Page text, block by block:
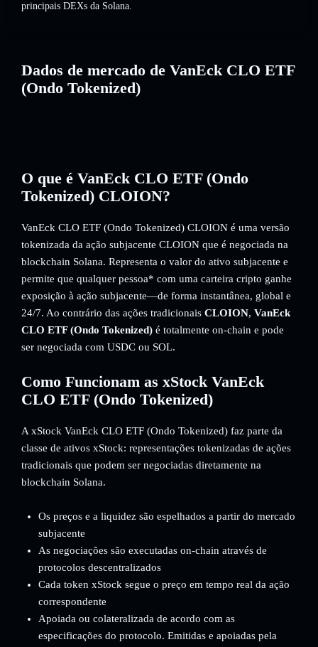
principais DEXs da Solana.
Dados de mercado de VanEck CLO ETF
(Ondo Tokenized)
O que é VanEck CLO ETF (Ondo
Tokenized) CLOION?
VanEck CLO ETF (Ondo Tokenized) CLOION é uma versão
tokenizada da ação subjacente CLOION que é negociada na
blockchain Solana. Representa o valor do ativo subjacente e
permite que qualquer pessoa* com uma carteira cripto ganhe
exposição à ação subjacente—de forma instantânea, global e
24/7. Ao contrário das ações tradicionais CLOION, VanEck
CLO ETF (Ondo Tokenized) é totalmente on-chain e pode
ser negociada com USDC ou SOL.
Como Funcionam as xStock VanEck
CLO ETF (Ondo Tokenized)
A xStock VanEck CLO ETF (Ondo Tokenized) faz parte da
classe de ativos xStock: representações tokenizadas de ações
tradicionais que podem ser negociadas diretamente na
blockchain Solana.
Os preços e a liquidez são espelhados a partir do mercado
subjacente
As negociações são executadas on-chain através de
protocolos descentralizados
Cada token xStock segue o preço em tempo real da ação
correspondente
Apoiada ou colateralizada de acordo com as
especificações do protocolo. Emitidas e apoiadas pela